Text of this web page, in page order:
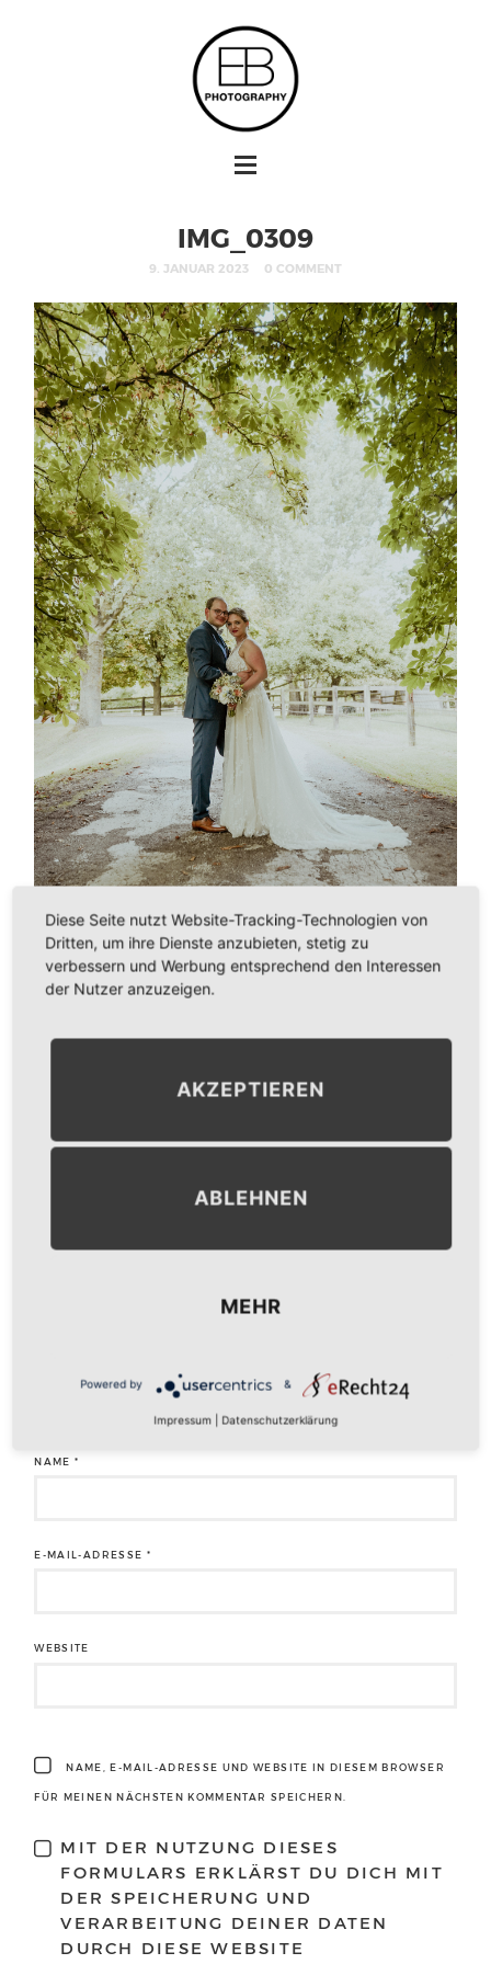
IMG_0309
9. JANUAR 2023 0 COMMENT
PREVIOUS IMAGE
LEAVE A COMMENT
NAME*
E-MAIL-ADRESSE *
WEBSITE
NAME, E-MAIL-ADRESSE UND WEBSITE IN DIESEM BROWSER
FÜR MEINEN NÄCHSTEN KOMMENTAR SPEICHERN.
MIT DER NUTZUNG DIESES
FORMULARS ERKLÄRST DU DICH MIT
DER SPEICHERUNG UND
VERARBEITUNG DEINER DATEN
DURCH DIESE WEBSITE
Diese Seite nutzt Website-Tracking-Technologien von
Dritten, um ihre Dienste anzubieten, stetig zu
verbessern und Werbung entsprechend den Interessen
der Nutzer anzuzeigen.
AKZEPTIEREN
ABLEHNEN
MEHR
Powered by &
Impressum Datenschutzerklärung